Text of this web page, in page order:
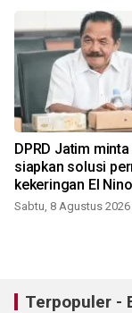
DPRD Jatim
siapkan solusi
kekeringan El Nino
Sabtu, 8 Agustus 2026
Terpopuler -